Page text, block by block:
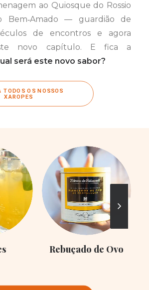
ao Quiosque do Rossio
Bem‑Amado — guardião de
de encontros e agora
novo capítulo. E fica a
será este novo sabor?
TODOS OS NOSSOS
XAROPES
Rebuçado de Ovo